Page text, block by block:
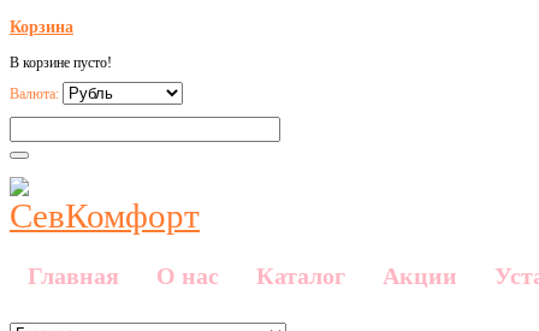
Корзина
В корзине пусто!
Валюта:
Главная О нас Каталог Акции